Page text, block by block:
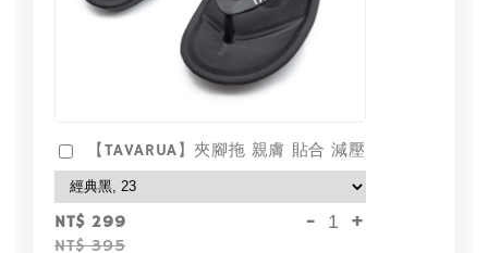
【TAVARUA】夾腳拖 親膚 貼合 減壓
NT$ 299
NT$ 395
- +